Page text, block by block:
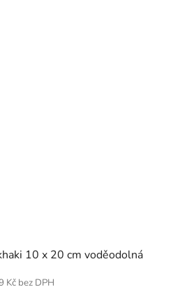
10 x 20 cm voděodolná
Kč bez DPH